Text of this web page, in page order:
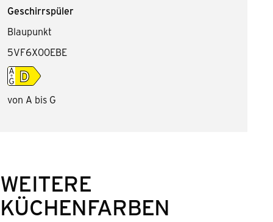
Geschirrspüler
Blaupunkt
5VF6X00EBE
von A bis G
WEITERE
KÜCHENFARBEN